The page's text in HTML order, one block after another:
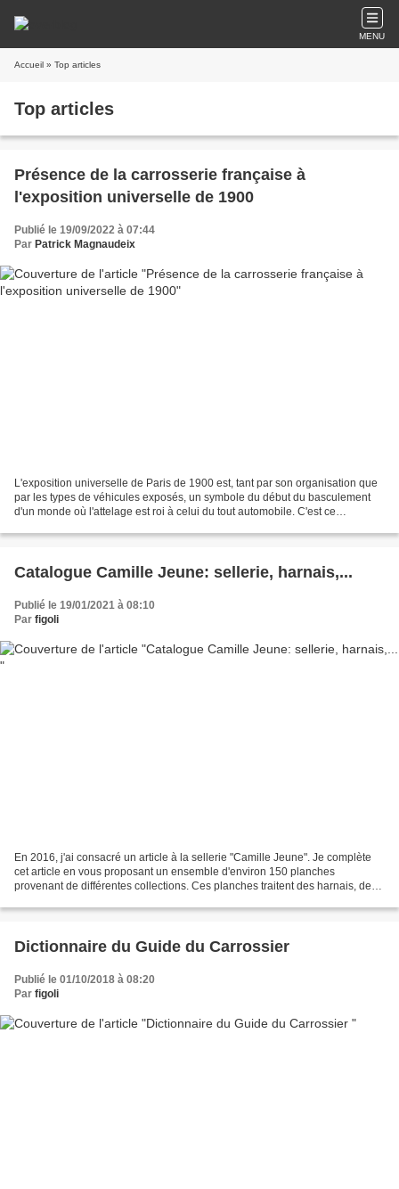
MENU
Accueil » Top articles
Top articles
Présence de la carrosserie française à
l'exposition universelle de 1900
Publié le 19/09/2022 à 07:44
Par Patrick Magnaudeix
L'exposition universelle de Paris de 1900 est, tant par son organisation que
par les types de véhicules exposés, un symbole du début du basculement
d'un monde où l'attelage est roi à celui du tout automobile. C'est ce
Catalogue Camille Jeune: sellerie, harnais,...
Publié le 19/01/2021 à 08:10
Par figoli
En 2016, j'ai consacré un article à la sellerie "Camille Jeune". Je complète
cet article en vous proposant un ensemble d'environ 150 planches
provenant de différentes collections. Ces planches traitent des harnais, des
Dictionnaire du Guide du Carrossier
Publié le 01/10/2018 à 08:20
Par figoli